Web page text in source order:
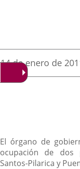
Fecha
la
14 de enero de
Descripción
El órgano de
ocupación de dos
Santos-Pilarica y